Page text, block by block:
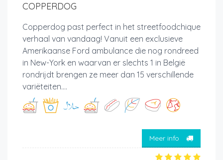
COPPERDOG
Copperdog past perfect in het streetfoodchique
verhaal van vandaag! Vanuit een exclusieve
Amerikaanse Ford ambulance die nog rondreed
in New-York en waarvan er slechts 1 in België
rondrijdt brengen ze meer dan 15 verschillende
variëteiten....
Meer info